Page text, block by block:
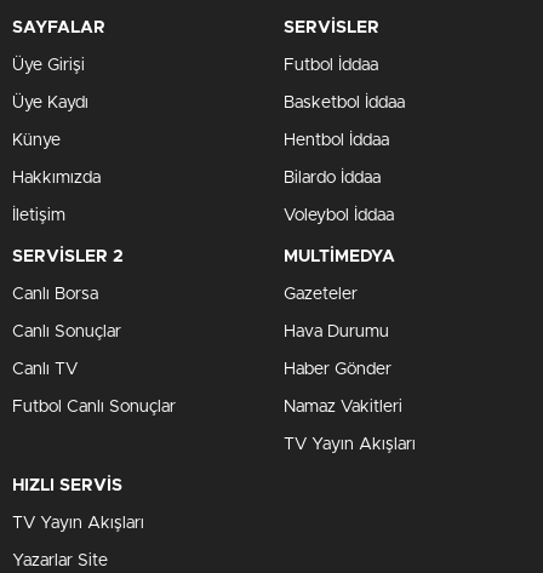
SAYFALAR
Üye Girişi
Üye Kaydı
Künye
Hakkımızda
İletişim
SERVİSLER
Futbol İddaa
Basketbol İddaa
Hentbol İddaa
Bilardo İddaa
Voleybol İddaa
SERVİSLER 2
Canlı Borsa
Canlı Sonuçlar
Canlı TV
Futbol Canlı Sonuçlar
MULTİMEDYA
Gazeteler
Hava Durumu
Haber Gönder
Namaz Vakitleri
TV Yayın Akışları
HIZLI SERVİS
TV Yayın Akışları
Yazarlar Site